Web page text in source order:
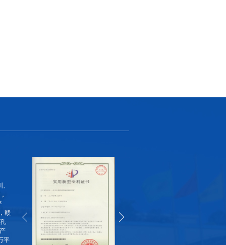
赣
平
线路板厂之仅剩10%电量手机在尔滨掉电有多
汽车中控线路板厂之新能源汽车辐射大？开多
了还会致癌？真相来了！
汽车中控线路板厂之新能源汽车辐射大？开多
了还会致癌？真相来了！
PCB厂讲有哪些常用的PCB设计软件？
PCB厂讲有哪些常用的PCB设计软件？